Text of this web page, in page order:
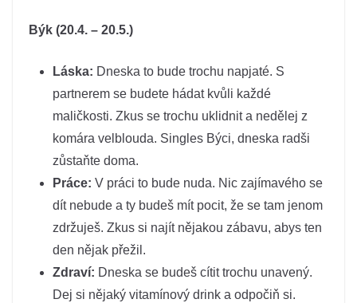
Býk (20.4. – 20.5.)
Láska: Dneska to bude trochu napjaté. S
partnerem se budete hádat kvůli každé
maličkosti. Zkus se trochu uklidnit a nedělej z
komára velblouda. Singles Býci, dneska radši
zůstaňte doma.
Práce: V práci to bude nuda. Nic zajímavého se
dít nebude a ty budeš mít pocit, že se tam jenom
zdržuješ. Zkus si najít nějakou zábavu, abys ten
den nějak přežil.
Zdraví: Dneska se budeš cítit trochu unavený.
Dej si nějaký vitamínový drink a odpočiň si.